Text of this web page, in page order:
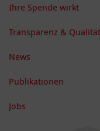
Ihre Spende wirkt
Transparenz & Qualität
News
Publikationen
Jobs